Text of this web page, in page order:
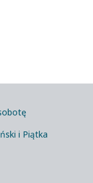
i Piątka